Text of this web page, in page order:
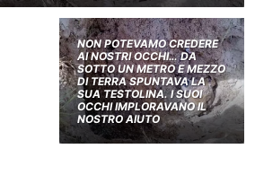
NON POTEVAMO CREDERE
AI NOSTRI OCCHI… DA
SOTTO UN METRO E MEZZO
DI TERRA SPUNTAVA LA
SUA TESTOLINA. I SUOI
OCCHI IMPLORAVANO IL
NOSTRO AIUTO